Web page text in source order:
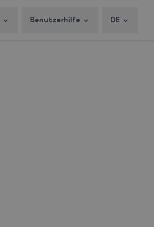
Benutzerhilfe DE